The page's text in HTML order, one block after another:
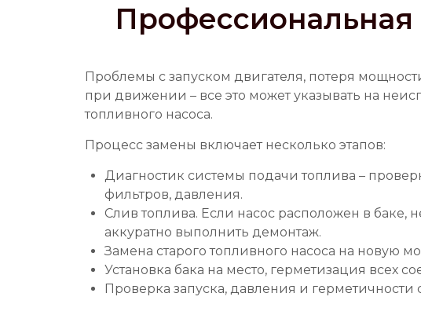
Профессиональная
Проблемы с запуском двигателя, потеря
при движении – все это может указывать на
топливного насоса.
Процесс замены включает несколько этапов:
Диагностик системы подачи топлива –
фильтров, давления.
Слив топлива. Если насос расположен в баке,
аккуратно выполнить демонтаж.
Замена старого топливного насоса на новую
Установка бака на место, герметизация всех
Проверка запуска, давления и герметичности